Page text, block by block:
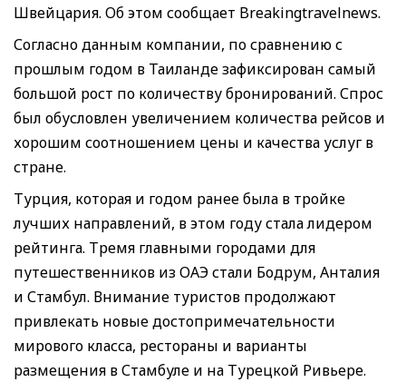
Швейцария. Об этом сообщает Breakingtravelnews.
Согласно данным компании, по сравнению с
прошлым годом в Таиланде зафиксирован самый
большой рост по количеству бронирований. Спрос
был обусловлен увеличением количества рейсов и
хорошим соотношением цены и качества услуг в
стране.
Турция, которая и годом ранее была в тройке
лучших направлений, в этом году стала лидером
рейтинга. Тремя главными городами для
путешественников из ОАЭ стали Бодрум, Анталия
и Стамбул. Внимание туристов продолжают
привлекать новые достопримечательности
мирового класса, рестораны и варианты
размещения в Стамбуле и на Турецкой Ривьере.